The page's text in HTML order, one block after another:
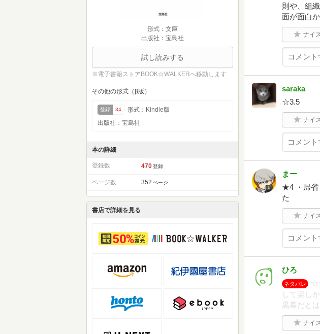
形式：文庫
出版社：宝島社
試し読みする
※電子書籍ストアBOOK☆WALKERへ移動します
その他の形式（β版）
登録 34
形式：Kindle版
出版社：宝島社
本の詳細
登録数 470 登録
ページ数 352 ページ
書店で詳細を見る
則や、組
面が面白
ナイ
saraka
☆3.5
ナイ
まー
★4 ・帰省
た
ナイ
ひろ
ネタバレ
して楽し
黒幕だと
ナイ